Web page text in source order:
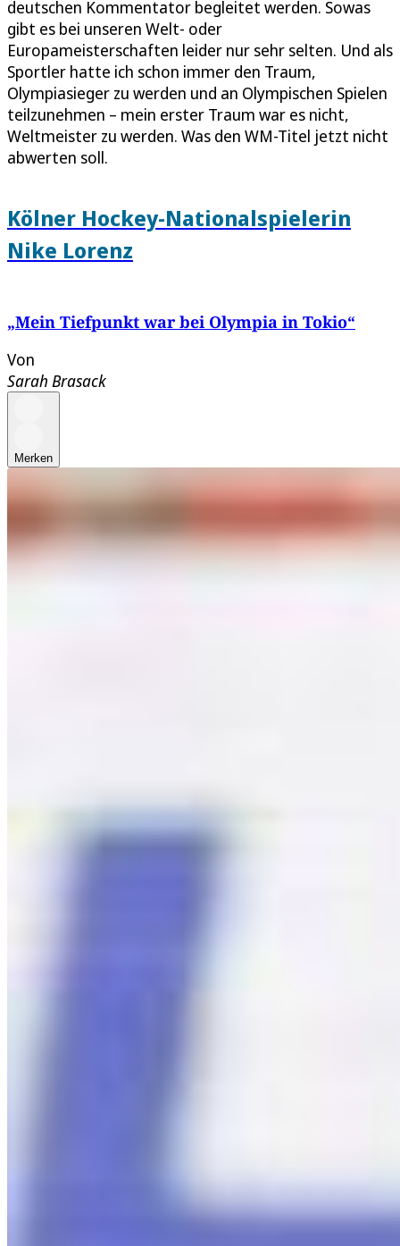
deutschen Kommentator begleitet werden. Sowas
gibt es bei unseren Welt- oder
Europameisterschaften leider nur sehr selten. Und als
Sportler hatte ich schon immer den Traum,
Olympiasieger zu werden und an Olympischen Spielen
teilzunehmen – mein erster Traum war es nicht,
Weltmeister zu werden. Was den WM-Titel jetzt nicht
abwerten soll.
Kölner Hockey-Nationalspielerin
Nike Lorenz
„Mein Tiefpunkt war bei Olympia in Tokio“
Von
Sarah Brasack
Merken